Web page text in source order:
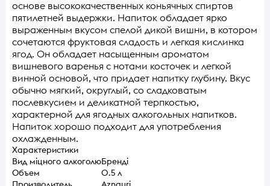
основе высококачественных коньячных спиртов
пятилетней выдержки. Напиток обладает ярко
выраженным вкусом спелой дикой вишни, в котором
сочетаются фруктовая сладость и легкая кислинка
ягод. Он обладает насыщенным ароматом
вишневого варенья с нотами косточек и легкой
винной основой, что придает напитку глубину. Вкус
обычно мягкий, округлый, со сладковатым
послевкусием и деликатной терпкостью,
характерной для ягодных алкогольных напитков.
Напиток хорошо подходит для употребления
охлажденным.
Характеристики
Вид міцного алкоголюБренді
Объем
0.5 л